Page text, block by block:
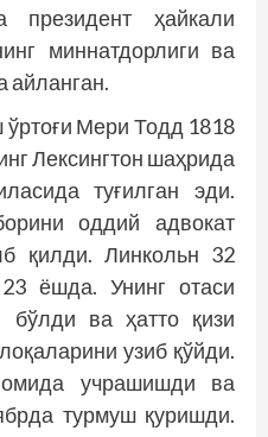
президент ҳайкали
миннатдорлиги ва
айланган.
Мери Тодд 1818
Лексингтон шаҳрида
туғилган эди.
оддий адвокат
қилди. Линкольн 32
ёшда. Унинг отаси
бўлди ва ҳатто қизи
узиб қўйди.
учрашишди ва
турмуш қуришди.